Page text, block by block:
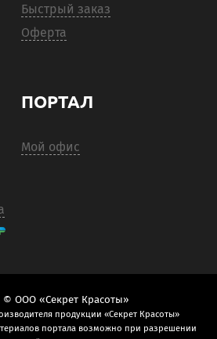
Быстрый заказ
Оферта
ПОРТАЛ
Мой офис
© ООО «Секрет Красоты»
продукции «Секрет Красоты»
портала возможно при разрешении